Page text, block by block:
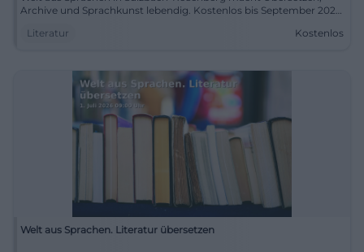
Archive und Sprachkunst lebendig. Kostenlos bis September 2026.
Literatur
Kostenlos
Welt aus Sprachen. Literatur übersetzen